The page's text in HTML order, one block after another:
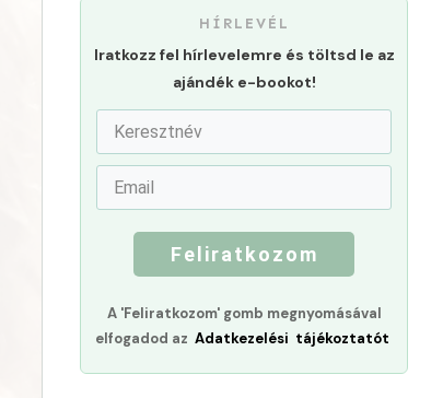
HÍRLEVÉL
Iratkozz fel hírlevelemre és töltsd le az
ajándék e-bookot!
Feliratkozom
A 'Feliratkozom' gomb megnyomásával
elfogadod az Adatkezelési tájékoztatót